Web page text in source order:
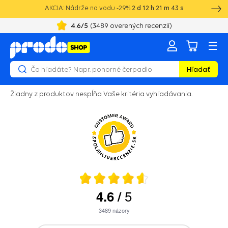
AKCIA: Nádrže na vodu -29% 2 d 12 h 21 m 43 s
4.6/5 (3489 overených recenzií)
Hľadať
Žiadny z produktov nespĺňa Vaše kritéria vyhľadávania.
4.6/5
3489názory